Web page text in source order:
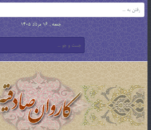
جمعه , 16 مرداد 1405